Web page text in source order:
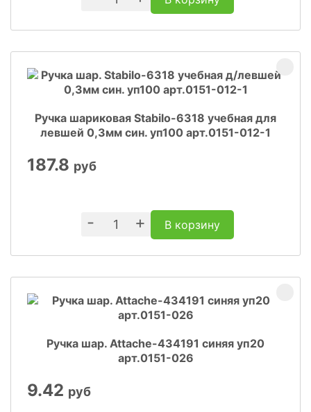
Ручка шариковая Stabilo-6318 учебная для
левшей 0,3мм син. уп100 арт.0151-012-1
187.8 руб
- + В корзину
Ручка шар. Attache-434191 синяя уп20
арт.0151-026
9.42 руб